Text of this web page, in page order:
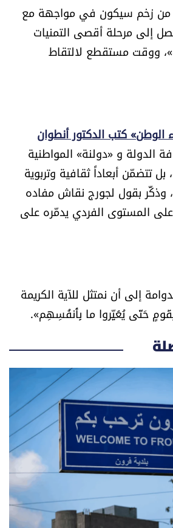
من زخم سيكون في مواجهة مع
إلى مرحلة أقصى التمنيات
ووقت مستقطع لالتقاط
كتب الدكتور أنطوان
الدولة و «دولنة» المواطنية
تتضمّن أبعاداً ثقافية وتربوية
وذكَّر بقول لجورج نقاش مفاده
على المستوى الفردي يدمّره على
إلى أن نمتثل للآية الكريمة
بِقَومٍ حَتّى يُغَيِّروا ما بِأَنفُسِهِم».